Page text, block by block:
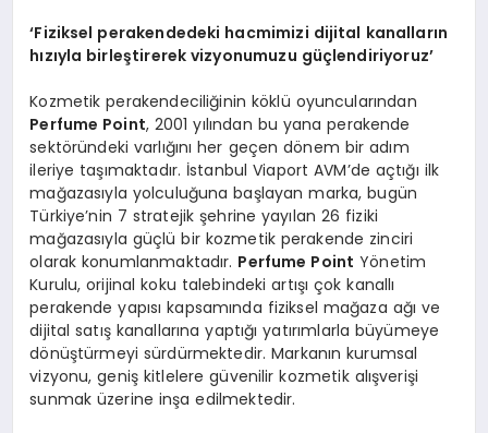
‘Fiziksel perakendedeki hacmimizi dijital kanalların
hızıyla birleştirerek vizyonumuzu güçlendiriyoruz’
Kozmetik perakendeciliğinin köklü oyuncularından
Perfume Point, 2001 yılından bu yana perakende
sektöründeki varlığını her geçen dönem bir adım
ileriye taşımaktadır. İstanbul Viaport AVM’de açtığı ilk
mağazasıyla yolculuğuna başlayan marka, bugün
Türkiye’nin 7 stratejik şehrine yayılan 26 fiziki
mağazasıyla güçlü bir kozmetik perakende zinciri
olarak konumlanmaktadır. Perfume Point Yönetim
Kurulu, orijinal koku talebindeki artışı çok kanallı
perakende yapısı kapsamında fiziksel mağaza ağı ve
dijital satış kanallarına yaptığı yatırımlarla büyümeye
dönüştürmeyi sürdürmektedir. Markanın kurumsal
vizyonu, geniş kitlelere güvenilir kozmetik alışverişi
sunmak üzerine inşa edilmektedir.